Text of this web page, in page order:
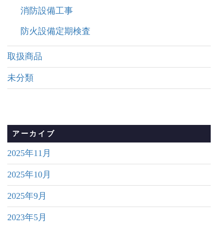
消防設備工事
防火設備定期検査
取扱商品
未分類
アーカイブ
2025年11月
2025年10月
2025年9月
2023年5月